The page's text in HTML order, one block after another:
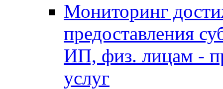
Мониторинг
предоставления
ИП, физ. лицам -
услуг